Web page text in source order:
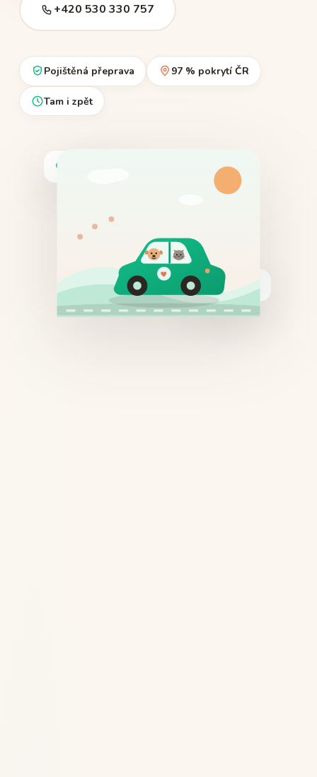
+420 530 330 757
Pojištěná přeprava 97 % pokrytí ČR
Tam i zpět
V bezpečí